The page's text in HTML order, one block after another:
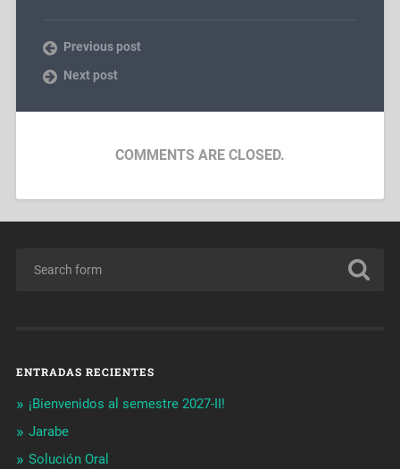
Previous post
Next post
COMMENTS ARE CLOSED.
ENTRADAS RECIENTES
¡Bienvenidos al semestre 2027-II!
Jarabe
Solución Oral